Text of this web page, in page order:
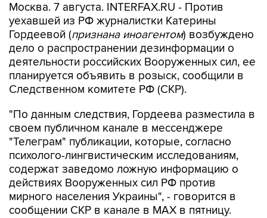
Москва. 7 августа. INTERFAX.RU - Против
уехавшей из РФ журналистки Катерины
Гордеевой (признана иноагентом) возбуждено
дело о распространении дезинформации о
деятельности российских Вооруженных сил, ее
планируется объявить в розыск, сообщили в
Следственном комитете РФ (СКР).
"По данным следствия, Гордеева разместила в
своем публичном канале в мессенджере
"Телеграм" публикации, которые, согласно
психолого-лингвистическим исследованиям,
содержат заведомо ложную информацию о
действиях Вооруженных сил РФ против
мирного населения Украины", - говорится в
сообщении СКР в канале в MAX в пятницу.